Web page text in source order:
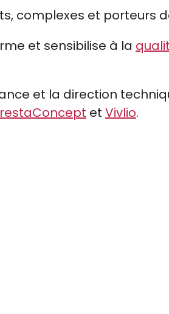
complexes et porteurs
et sensibilise à la
et la direction
et Vivlio.